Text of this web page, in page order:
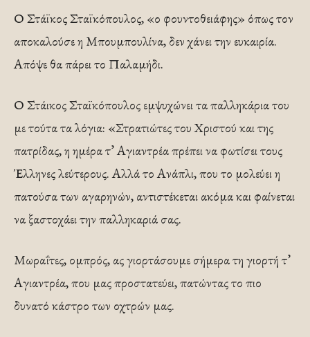
Ο Στάϊκος Σταϊκόπουλος, «ο φουντοθειάφης» όπως τον
αποκαλούσε η Μπουμπουλίνα, δεν χάνει την ευκαιρία.
Απόψε θα πάρει το Παλαμήδι.
Ο Στάικος Σταϊκόπουλος εμψυχώνει τα παλληκάρια του
με τούτα τα λόγια: «Στρατιώτες του Χριστού και της
πατρίδας, η ημέρα τ’ Αγιαντρέα πρέπει να φωτίσει τους
Έλληνες λεύτερους. Αλλά το Ανάπλι, που το μολεύει η
πατούσα των αγαρηνών, αντιστέκεται ακόμα και φαίνεται
να ξαστοχάει την παλληκαριά σας.
Μωραΐτες, ομπρός, ας γιορτάσουμε σήμερα τη γιορτή τ’
Αγιαντρέα, που μας προστατεύει, πατώντας το πιο
δυνατό κάστρο των οχτρών μας.